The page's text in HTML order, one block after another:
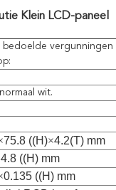
Klein LCD-paneel
bedoelde vergunningen
wit.
75.8 ((H)×4.2(T) mm
((H) mm
0.135 ((H) mm